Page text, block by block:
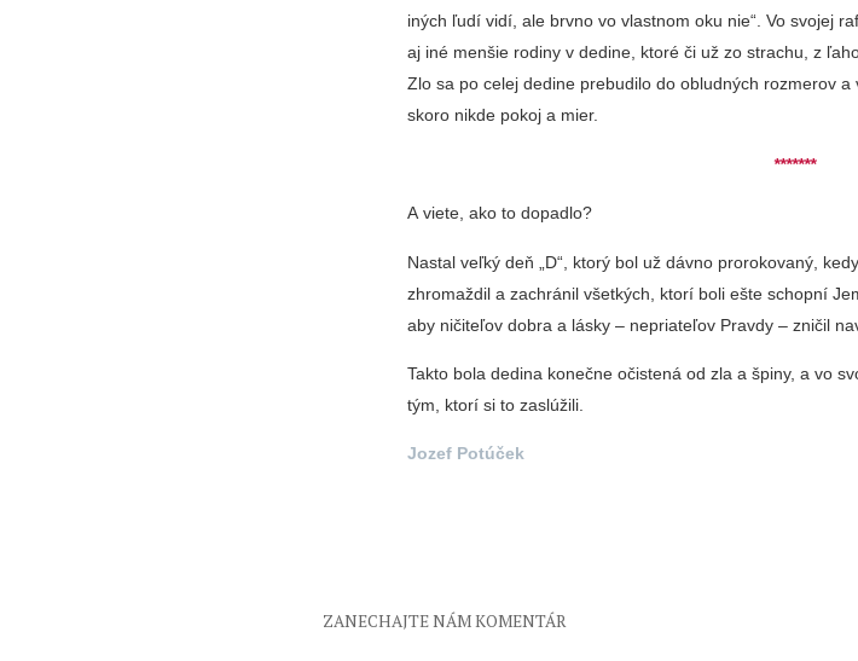
iných ľudí vidí, ale brvno vo vlastnom oku nie“. Vo svojej
aj iné menšie rodiny v dedine, ktoré či už zo strachu, z
Zlo sa po celej dedine prebudilo do obludných rozmerov
skoro nikde pokoj a mier.
*******
A viete, ako to dopadlo?
Nastal veľký deň „D“, ktorý bol už dávno prorokovaný,
zhromaždil a zachránil všetkých, ktorí boli ešte schopní
aby ničiteľov dobra a lásky – nepriateľov Pravdy – zničil
Takto bola dedina konečne očistená od zla a špiny, a vo
tým, ktorí si to zaslúžili.
Jozef Potúček
ZANECHAJTE NÁM KOMENTÁR